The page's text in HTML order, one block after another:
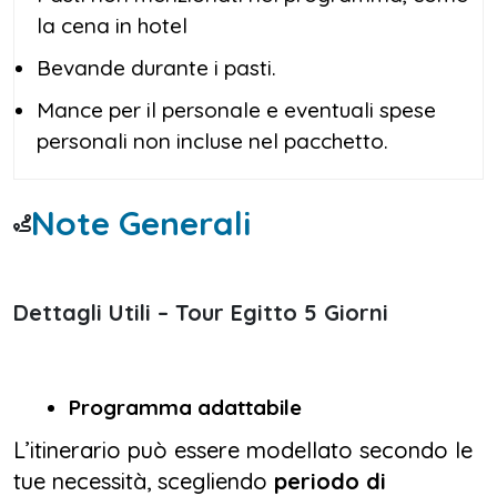
la cena in hotel
Bevande durante i pasti.
Mance per il personale e eventuali spese
personali non incluse nel pacchetto.
Note Generali
Dettagli Utili – Tour Egitto 5 Giorni
Programma adattabile
L’itinerario può essere modellato secondo le
tue necessità, scegliendo periodo di